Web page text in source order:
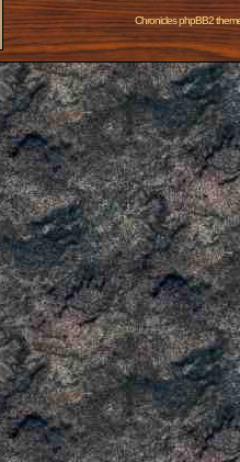
Chronicles phpBB2